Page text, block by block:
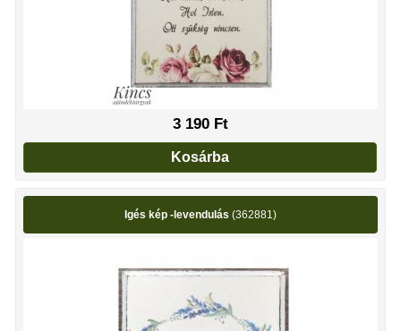
3 190Ft
Kosárba
Igés kép -levendulás (362881)